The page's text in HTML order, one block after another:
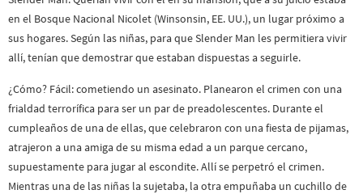
en el Bosque Nacional Nicolet (Winsonsin, EE. UU.), un lugar próximo a
sus hogares. Según las niñas, para que Slender Man les permitiera vivir
allí, tenían que demostrar que estaban dispuestas a seguirle.
¿Cómo? Fácil: cometiendo un asesinato. Planearon el crimen con una
frialdad terrorífica para ser un par de preadolescentes. Durante el
cumpleaños de una de ellas, que celebraron con una fiesta de pijamas,
atrajeron a una amiga de su misma edad a un parque cercano,
supuestamente para jugar al escondite. Allí se perpetró el crimen.
Mientras una de las niñas la sujetaba, la otra empuñaba un cuchillo de